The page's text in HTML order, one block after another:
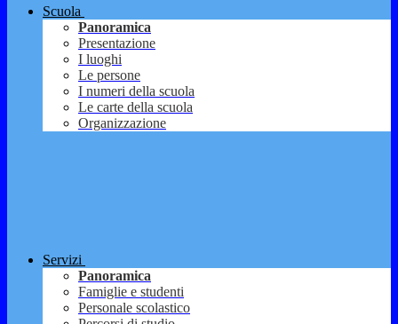
Scuola
Panoramica
Presentazione
I luoghi
Le persone
I numeri della scuola
Le carte della scuola
Organizzazione
Servizi
Panoramica
Famiglie e studenti
Personale scolastico